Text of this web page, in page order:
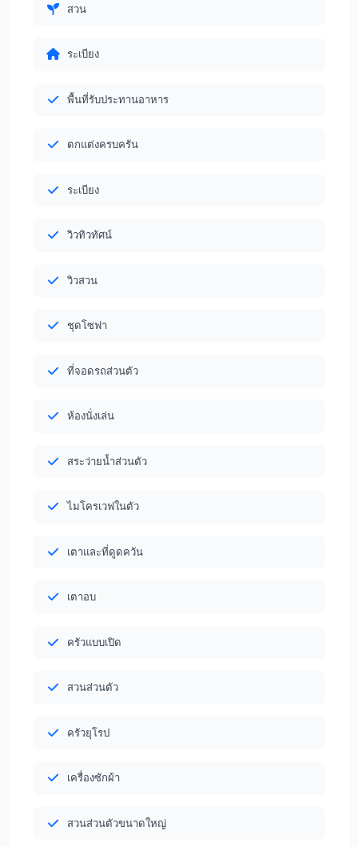
สวน
ระเบียง
พื้นที่รับประทานอาหาร
ตกแต่งครบครัน
ระเบียง
วิวทิวทัศน์
วิวสวน
ชุดโซฟา
ที่จอดรถส่วนตัว
ห้องนั่งเล่น
สระว่ายน้ำส่วนตัว
ไมโครเวฟในตัว
เตาและที่ดูดควัน
เตาอบ
ครัวแบบเปิด
สวนส่วนตัว
ครัวยุโรป
เครื่องซักผ้า
สวนส่วนตัวขนาดใหญ่